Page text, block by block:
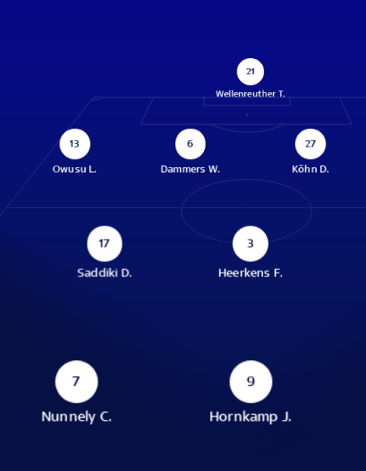
21
Wellenreuther T.
13
Owusu L.
6
Dammers W.
27
Köhn D.
17
Saddiki D.
3
Heerkens F.
7
Nunnely C.
9
Hornkamp J.